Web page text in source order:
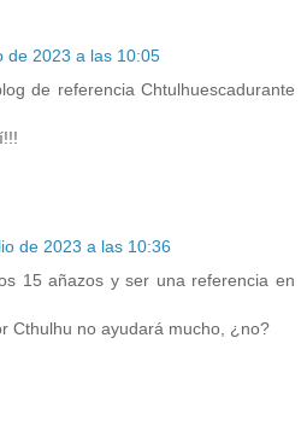
de 2023 a las 10:05
de referencia Chtulhuescadurante
de 2023 a las 10:36
15 añazos y ser una referencia en
Cthulhu no ayudará mucho, ¿no?